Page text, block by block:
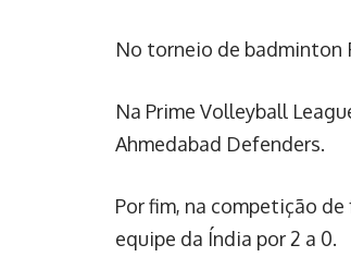
No torneio de badminton
Na Prime Volleyball
Ahmedabad Defenders.
Por fim, na competição
equipe da Índia por 2 a 0.